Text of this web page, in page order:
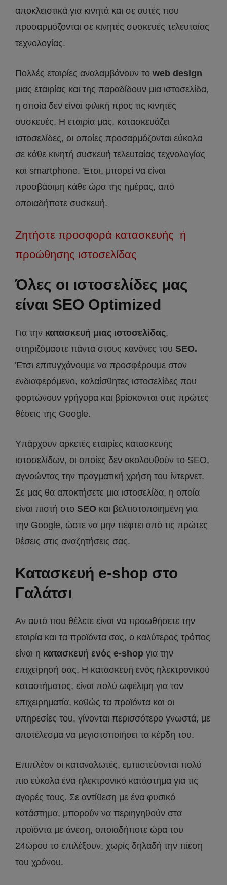
αποκλειστικά για κινητά και σε αυτές που
προσαρμόζονται σε κινητές συσκευές τελευταίας
τεχνολογίας.
Πολλές εταιρίες αναλαμβάνουν το web design
μιας εταιρίας και της παραδίδουν μια ιστοσελίδα,
η οποία δεν είναι φιλική προς τις κινητές
συσκευές. Η εταιρία μας, κατασκευάζει
ιστοσελίδες, οι οποίες προσαρμόζονται εύκολα
σε κάθε κινητή συσκευή τελευταίας τεχνολογίας
και smartphone. Έτσι, μπορεί να είναι
προσβάσιμη κάθε ώρα της ημέρας, από
οποιαδήποτε συσκευή.
Ζητήστε προσφορά κατασκευής ή
προώθησης ιστοσελίδας
Όλες οι ιστοσελίδες μας
είναι SEO Optimized
Για την κατασκευή μιας ιστοσελίδας,
στηριζόμαστε πάντα στους κανόνες του SEO.
Έτσι επιτυγχάνουμε να προσφέρουμε στον
ενδιαφερόμενο, καλαίσθητες ιστοσελίδες που
φορτώνουν γρήγορα και βρίσκονται στις πρώτες
θέσεις της Google.
Υπάρχουν αρκετές εταιρίες κατασκευής
ιστοσελίδων, οι οποίες δεν ακολουθούν το SEO,
αγνοώντας την πραγματική χρήση του ίντερνετ.
Σε μας θα αποκτήσετε μια ιστοσελίδα, η οποία
είναι πιστή στο SEO και βελτιστοποιημένη για
την Google, ώστε να μην πέφτει από τις πρώτες
θέσεις στις αναζητήσεις σας.
Κατασκευή e-shop στο
Γαλάτσι
Αν αυτό που θέλετε είναι να προωθήσετε την
εταιρία και τα προϊόντα σας, ο καλύτερος τρόπος
είναι η κατασκευή ενός e-shop για την
επιχείρησή σας. Η κατασκευή ενός ηλεκτρονικού
καταστήματος, είναι πολύ ωφέλιμη για τον
επιχειρηματία, καθώς τα προϊόντα και οι
υπηρεσίες του, γίνονται περισσότερο γνωστά, με
αποτέλεσμα να μεγιστοποιήσει τα κέρδη του.
Επιπλέον οι καταναλωτές, εμπιστεύονται πολύ
πιο εύκολα ένα ηλεκτρονικό κατάστημα για τις
αγορές τους. Σε αντίθεση με ένα φυσικό
κατάστημα, μπορούν να περιηγηθούν στα
προϊόντα με άνεση, οποιαδήποτε ώρα του
24ώρου το επιλέξουν, χωρίς δηλαδή την πίεση
του χρόνου.